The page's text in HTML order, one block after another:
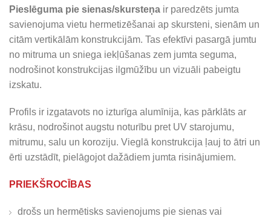
Pieslēguma pie sienas/skursteņa ir paredzēts jumta
savienojuma vietu hermetizēšanai ap skursteni, sienām un
citām vertikālām konstrukcijām. Tas efektīvi pasargā jumtu
no mitruma un sniega iekļūšanas zem jumta seguma,
nodrošinot konstrukcijas ilgmūžību un vizuāli pabeigtu
izskatu.
Profils ir izgatavots no izturīga alumīnija, kas pārklāts ar
krāsu, nodrošinot augstu noturību pret UV starojumu,
mitrumu, salu un koroziju. Vieglā konstrukcija ļauj to ātri un
ērti uzstādīt, pielāgojot dažādiem jumta risinājumiem.
PRIEKŠROCĪBAS
drošs un hermētisks savienojums pie sienas vai